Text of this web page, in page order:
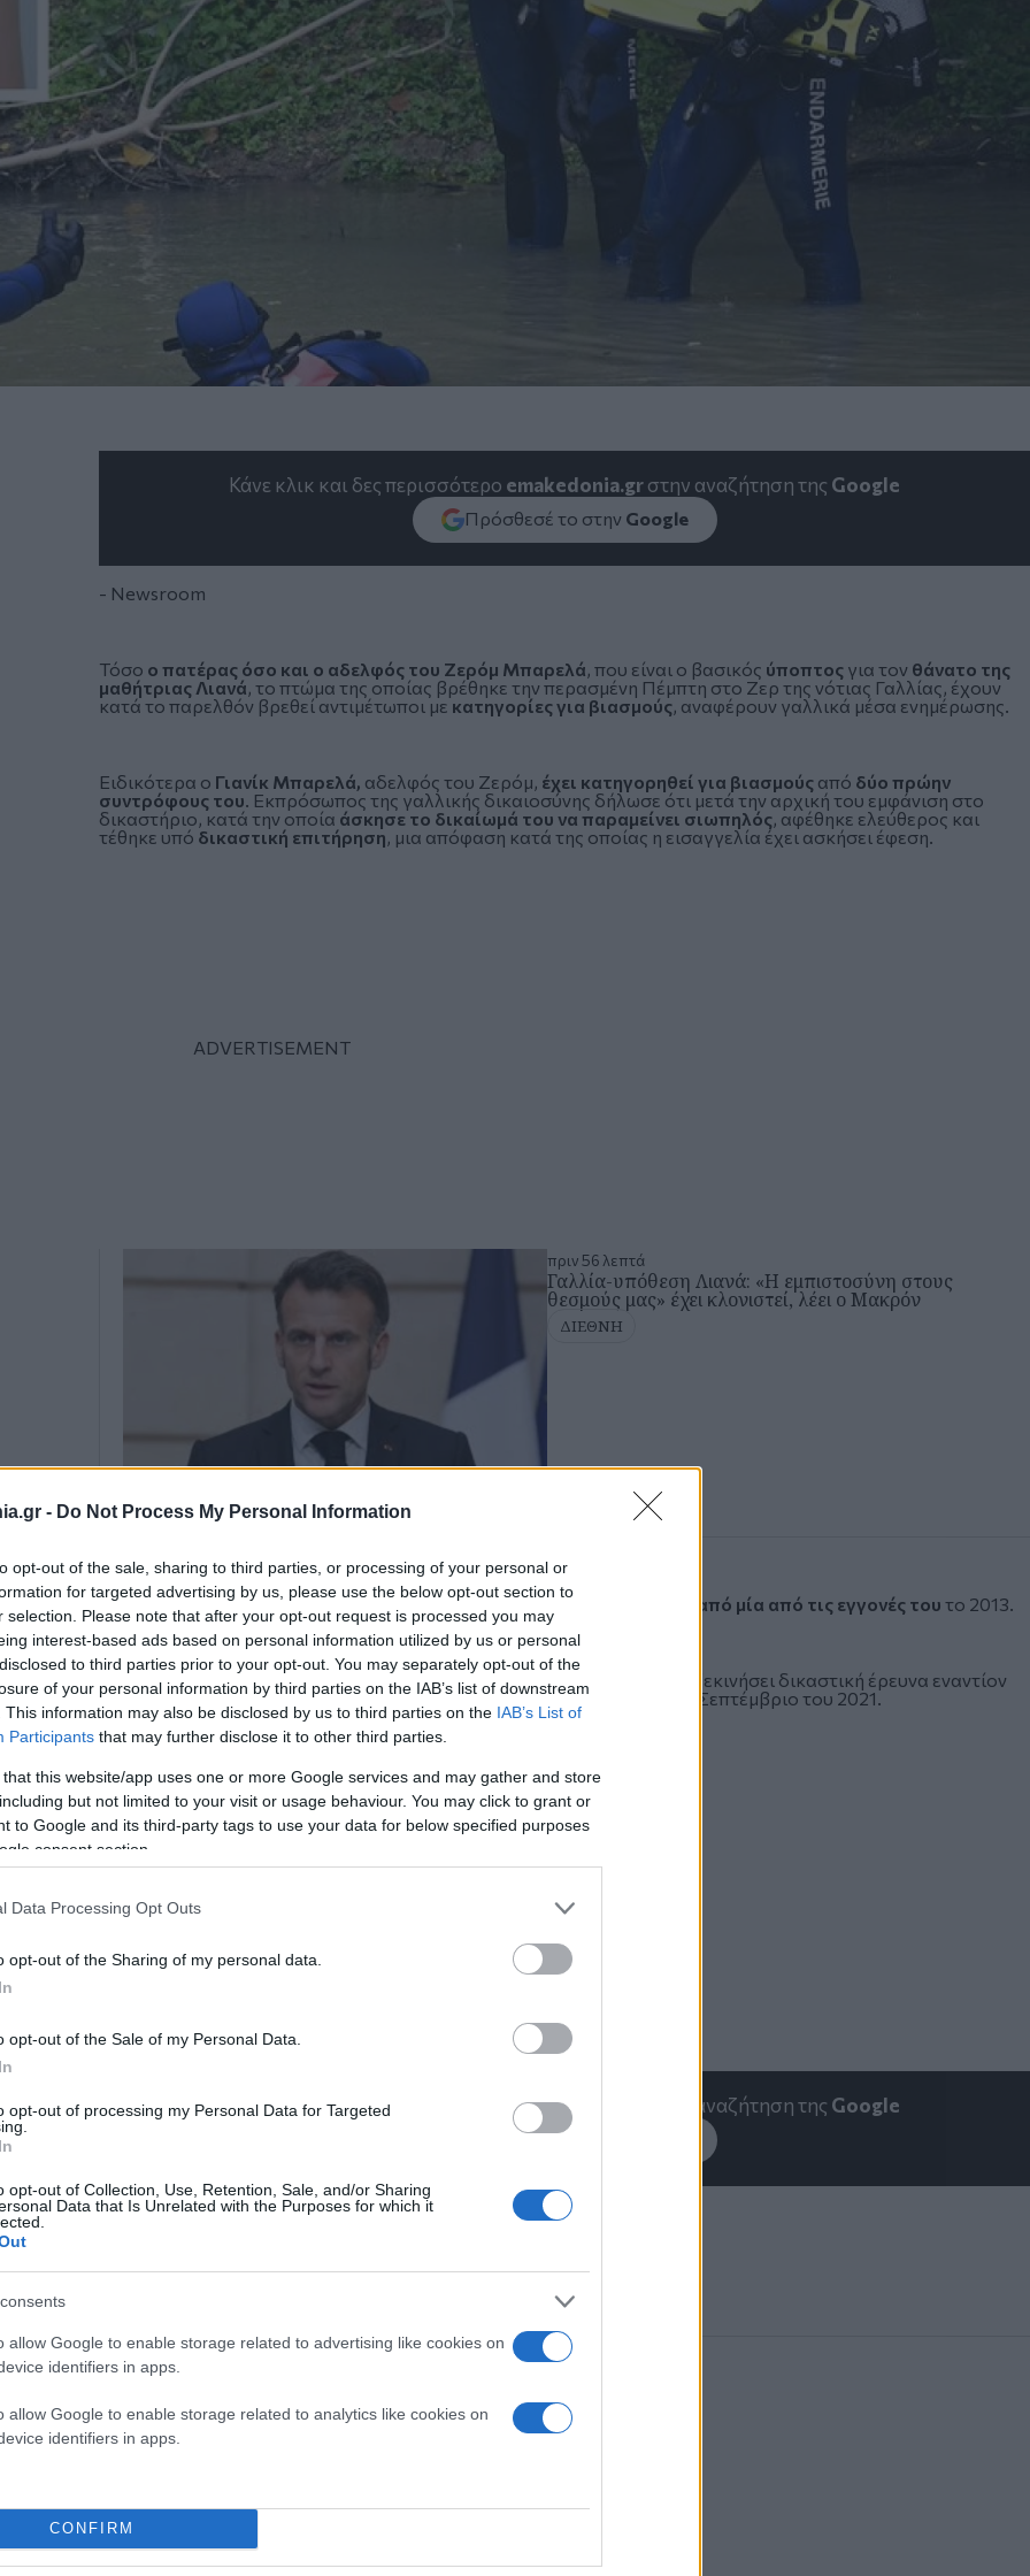
- Do Not Process My Personal Information
opt-out of the sale, sharing to third parties, or processing of your personal or
for targeted advertising by us, please use the below opt-out section to
selection. Please note that after your opt-out request is processed you may
interest-based ads based on personal information utilized by us or personal
to third parties prior to your opt-out. You may separately opt-out of the
of your personal information by third parties on the IAB’s list of downstream
This information may also be disclosed by us to third parties on the IAB’s List of
Participants that may further disclose it to other third parties.
that this website/app uses one or more Google services and may gather and store
but not limited to your visit or usage behaviour. You may click to grant or
to Google and its third-party tags to use your data for below specified purposes
consent section.
Data Processing Opt Outs
opt-out of the Sharing of my personal data.
opt-out of the Sale of my Personal Data.
opt-out of processing my Personal Data for Targeted
opt-out of Collection, Use, Retention, Sale, and/or Sharing
Data that Is Unrelated with the Purposes for which it
allow Google to enable storage related to advertising like cookies on
identifiers in apps.
allow Google to enable storage related to analytics like cookies on
identifiers in apps.
CONFIRM
Κάνε κλικ και δες περισσότερο emakedonia.grστην αναζήτηση της Google
Πρόσθεσέ το στην Google
- Newsroom
Τόσο ο πατέρας όσο και ο αδελφός του Ζερόμ Μπαρελά , που είναι ο βασικός ύποπτος για τον θάνατο της
μαθήτριας Λιανά , το πτώμα της οποίας βρέθηκε την περασμένη Πέμπτη στο Ζερ της νότιας Γαλλίας, έχουν
κατά το παρελθόν βρεθεί αντιμέτωποι μεκατηγορίες για βιασμούς , αναφέρουν γαλλικά μέσα ενημέρωσης.
Ειδικότερα ο Γιανίκ Μπαρελά, αδελφός του Ζερόμ, έχει κατηγορηθεί για βιασμούς από δύο πρώην
συντρόφους του . Εκπρόσωπος της γαλλικής δικαιοσύνης δήλωσε ότι μετά την αρχική του εμφάνιση στο
δικαστήριο, κατά την οποία άσκησε το δικαίωμά του να παραμείνει σιωπηλός , αφέθηκε ελεύθερος και
τέθηκε υπό δικαστική επιτήρηση , μια απόφαση κατά της οποίας η εισαγγελία έχει ασκήσει έφεση.
πριν 56 λεπτά
Γαλλία-υπόθεση Λιανά: «Η εμπιστοσύνη στους
θεσμούς μας» έχει κλονιστεί, λέει ο Μακρόν
ΔΙΕΘΝΗ
Σε ό,τι αφορά τονπατέρα του υπόπτου είχεκατηγορηθεί για βιασμό από μία από τις εγγονές του το 2013.
Ερωτηθείσα σχετικά η εισαγγελία του Μονπελιέ επιβεβαίωσε ότι είχε ξεκινήσει δικαστική έρευνα εναντίον
του τον Οκτώβριο του 2015, αλλά έκλεισε με απόφαση απόρριψης τον Σεπτέμβριο του 2021.
Κάνε κλικ και δες περισσότερο emakedonia.gr στην αναζήτηση της Google
Πρόσθεσέ το στην